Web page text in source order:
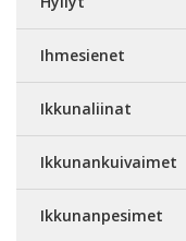
Ihmesienet
Ikkunaliinat
Ikkunankuivaimet
Ikkunanpesimet